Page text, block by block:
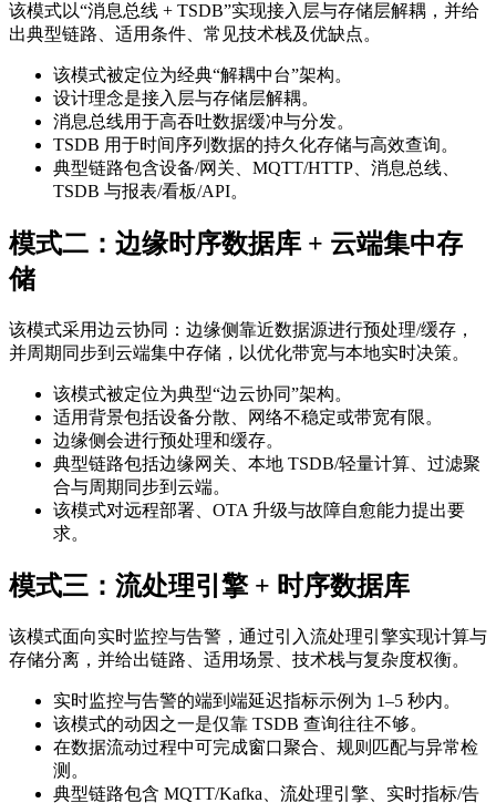
该模式以“消息总线 + TSDB”实现接入层与存储层解耦，并给
出典型链路、适用条件、常见技术栈及优缺点。
该模式被定位为经典“解耦中台”架构。
设计理念是接入层与存储层解耦。
消息总线用于高吞吐数据缓冲与分发。
TSDB 用于时间序列数据的持久化存储与高效查询。
典型链路包含设备/网关、MQTT/HTTP、消息总线、
TSDB 与报表/看板/API。
模式二：边缘时序数据库 + 云端集中存
储
该模式采用边云协同：边缘侧靠近数据源进行预处理/缓存，
并周期同步到云端集中存储，以优化带宽与本地实时决策。
该模式被定位为典型“边云协同”架构。
适用背景包括设备分散、网络不稳定或带宽有限。
边缘侧会进行预处理和缓存。
典型链路包括边缘网关、本地 TSDB/轻量计算、过滤聚
合与周期同步到云端。
该模式对远程部署、OTA 升级与故障自愈能力提出要
求。
模式三：流处理引擎 + 时序数据库
该模式面向实时监控与告警，通过引入流处理引擎实现计算与
存储分离，并给出链路、适用场景、技术栈与复杂度权衡。
实时监控与告警的端到端延迟指标示例为 1–5 秒内。
该模式的动因之一是仅靠 TSDB 查询往往不够。
在数据流动过程中可完成窗口聚合、规则匹配与异常检
测。
典型链路包含 MQTT/Kafka、流处理引擎、实时指标/告